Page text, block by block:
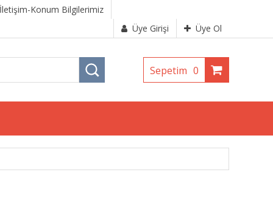
İletişim-Konum Bilgilerimiz
Üye Girişi
Üye Ol
Sepetim 0